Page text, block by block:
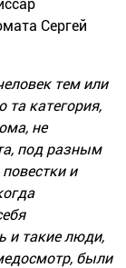
Сергей
тем или
категория,
не
под разным
и
и такие люди,
были